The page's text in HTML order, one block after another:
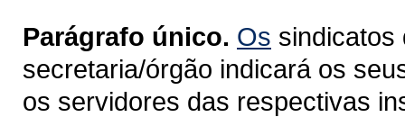
Parágrafo único. Os sindicatos
secretaria/órgão indicará os
os servidores das respectivas